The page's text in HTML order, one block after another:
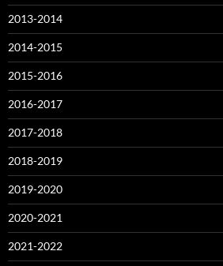
2013-2014
2014-2015
2015-2016
2016-2017
2017-2018
2018-2019
2019-2020
2020-2021
2021-2022